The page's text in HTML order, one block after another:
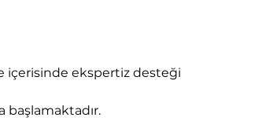
içerisinde ekspertiz desteği
başlamaktadır.